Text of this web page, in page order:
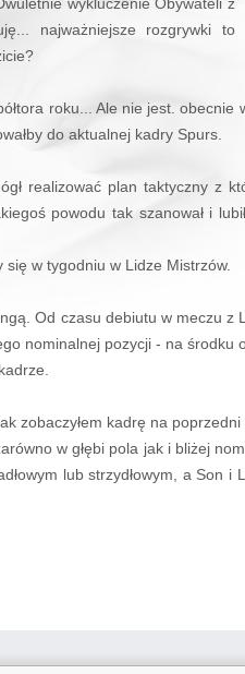
najważniejsze rozgrywki to
roku... Ale nie jest.
do aktualnej kadry Spurs.
realizować plan taktyczny z
powodu tak szanował i
w tygodniu w Lidze Mistrzów.
Od czasu debiutu w meczu z
nominalnej pozycji - na
zobaczyłem kadrę na
w głębi pola jak i bliżej
lub strzydłowym, a Son